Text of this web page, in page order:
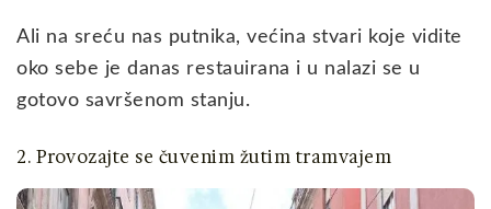
Ali na sreću nas putnika, većina stvari koje vidite
oko sebe je danas restauirana i u nalazi se u
gotovo savršenom stanju.
2. Provozajte se čuvenim žutim tramvajem